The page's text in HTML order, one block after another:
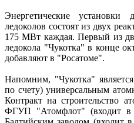
Энергетические установки
ледоколов состоят из двух
175 МВт каждая. Первый из
ледокола "Чукотка" в конце
добавляют в "Росатоме".
Напомним, "Чукотка"
по счету) универсальным
Контракт на строительство
ФГУП "Атомфлот" (входит в